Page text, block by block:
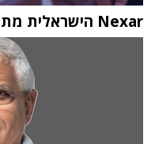
Nexar הישראלית מתמזגת עם Nauto האמריקאית